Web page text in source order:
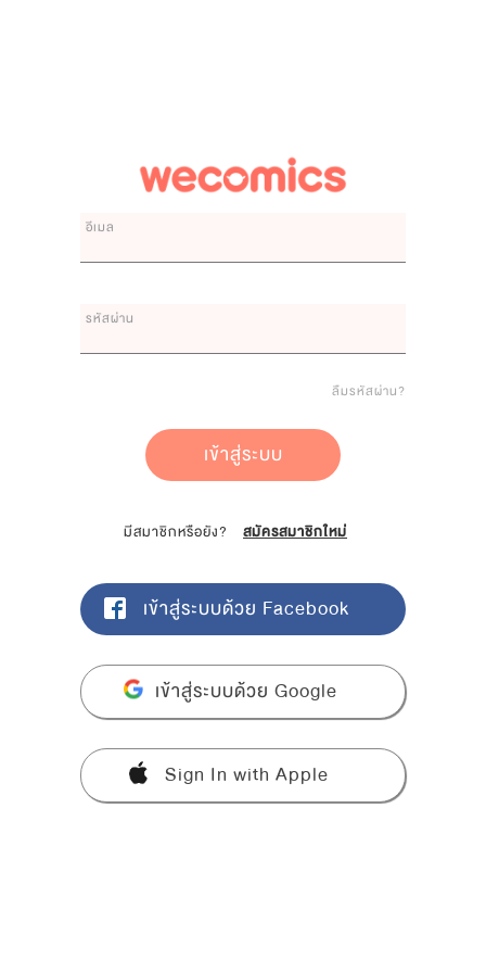
อีเมล
รหัสผ่าน
ลืมรหัสผ่าน?
เข้าสู่ระบบ
มีสมาชิกหรือยัง? สมัครสมาชิกใหม่
เข้าสู่ระบบด้วย Facebook
เข้าสู่ระบบด้วย Google
Sign In with Apple